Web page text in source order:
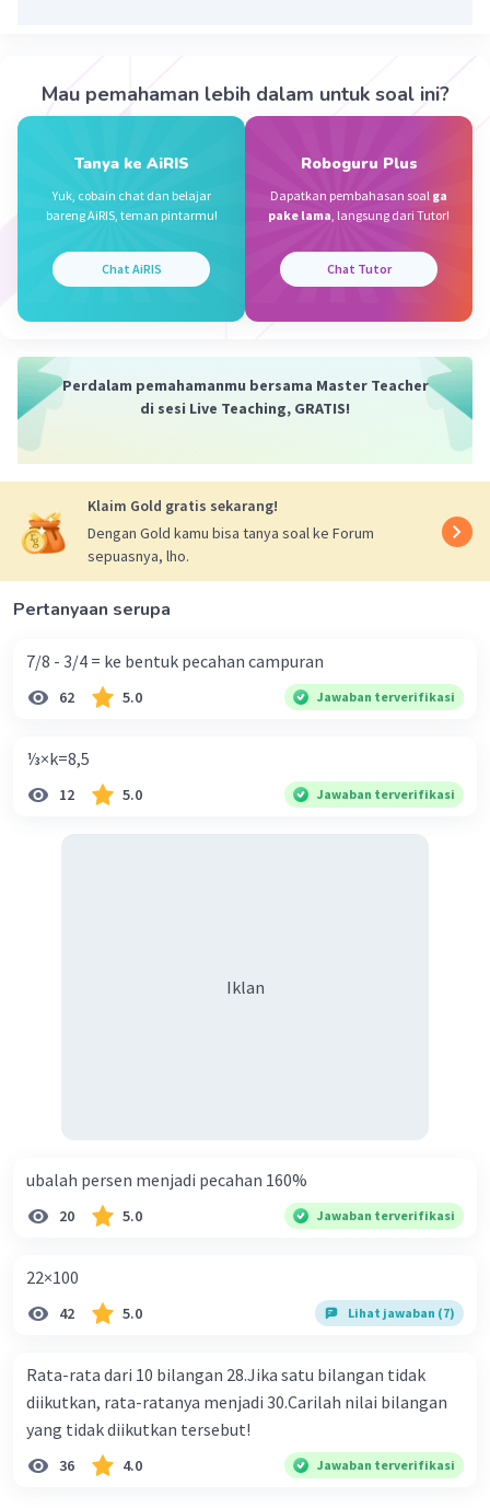
Mau pemahaman lebih dalam untuk soal ini?
Tanya ke AiRIS
Yuk, cobain chat dan belajar
bareng AiRIS, teman pintarmu!
Chat AiRIS
Roboguru Plus
Dapatkan pembahasan soal ga
pake lama, langsung dari Tutor!
Chat Tutor
Perdalam pemahamanmu bersama Master Teacher
di sesi Live Teaching, GRATIS!
Klaim Gold gratis sekarang!
Dengan Gold kamu bisa tanya soal ke Forum
sepuasnya, lho.
Pertanyaan serupa
7/8 - 3/4 = ke bentuk pecahan campuran
62 5.0 Jawaban terverifikasi
⅓×k=8,5
12 5.0 Jawaban terverifikasi
Iklan
ubalah persen menjadi pecahan 160%
20 5.0 Jawaban terverifikasi
22×100
42 5.0 Lihat jawaban (7)
Rata-rata dari 10 bilangan 28.Jika satu bilangan tidak
diikutkan, rata-ratanya menjadi 30.Carilah nilai bilangan
yang tidak diikutkan tersebut!
36 4.0 Jawaban terverifikasi